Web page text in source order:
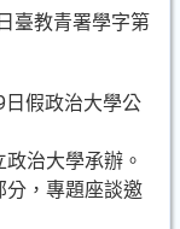
臺教青署學字第
假政治大學公
治大學承辦。
分，專題座談邀